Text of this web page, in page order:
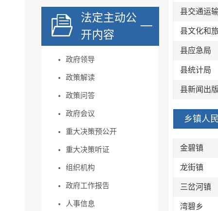
法定主动公
开内容
政府领导
政策解读
政策问答
政府会议
重大决策预公开
重大决策听证
组织机构
政府工作报告
人事信息
县交通运
县文化和
县应急局
县统计局
县新闻出
乡镇人
金碧镇
龙街镇
三岔河镇
湾碧乡